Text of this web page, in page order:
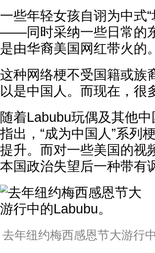
一些年轻女孩自诩为中
——同时采纳一些日常的
是由华裔美国网红带火的。
这种网络梗不受国籍或族
以是中国人。而现在，很
随着Labubu玩偶及其他
指出，“成为中国人”系列
提升。而对一些美国的视
本国政治失望后一种带有
去年纽约梅西感恩节大游行